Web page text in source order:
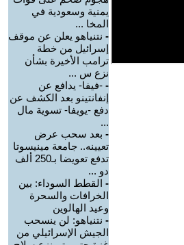
يمنية وسعودية في
المخا ...
- نتنياهو يعلن عن موقف
إسرائيل من خطة
ترامب الأخيرة بشأن
نزع س ...
- -فيفا- يدافع عن
إنفانتينو بعد الكشف عن
دفع -يويفا- تسوية مال
...
- بعد سحب عرض
تعيينه.. جامعة مينيسوتا
تدفع تعويضا بـ250 ألف
دو ...
- القطط السوداء: بين
الخرافات والسحرة
وعيد الهالوين
- نتنياهو: لن ينسحب
الجيش الإسرائيلي من